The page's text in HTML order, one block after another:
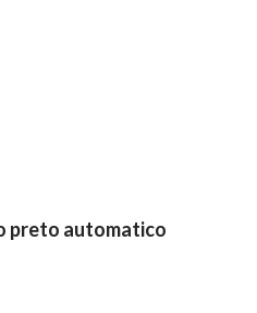
preto automatico